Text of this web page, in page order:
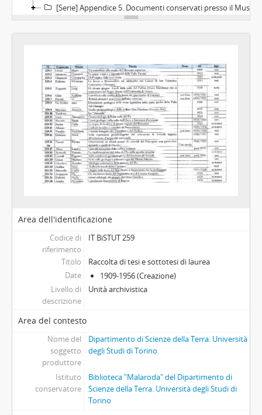
[Serie] Appendice 5. Documenti conservati presso il Museo, 1807 - XX sec.
Area dell'identificazione
Codice di
riferimento
IT BiSTUT 259
Titolo
Raccolta di tesi e sottotesi di laurea
Date
1909-1956 (Creazione)
Livello di
descrizione
Unità archivistica
Area del contesto
Nome del
soggetto
produttore
Dipartimento di Scienze della Terra. Università
degli Studi di Torino
Istituto
conservatore
Biblioteca "Malaroda" del Dipartimento di
Scienze della Terra. Università degli Studi di
Torino